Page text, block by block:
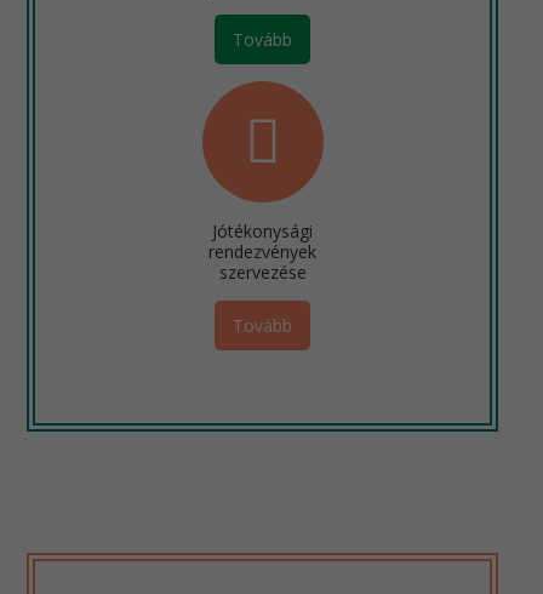
Tovább
Jótékonysági
rendezvények
szervezése
Tovább